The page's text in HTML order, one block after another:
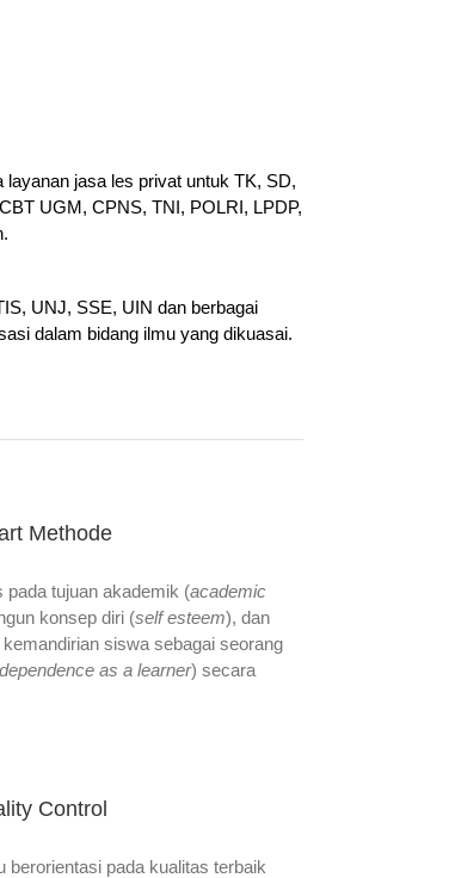
layanan jasa les privat untuk TK, SD,
UGM, CPNS, TNI, POLRI, LPDP,
UNJ, SSE, UIN dan berbagai
dalam bidang ilmu yang dikuasai.
Methode
pada tujuan akademik (academic
konsep diri (self esteem), dan
siswa sebagai seorang
as a learner) secara
Control
berorientasi pada kualitas terbaik